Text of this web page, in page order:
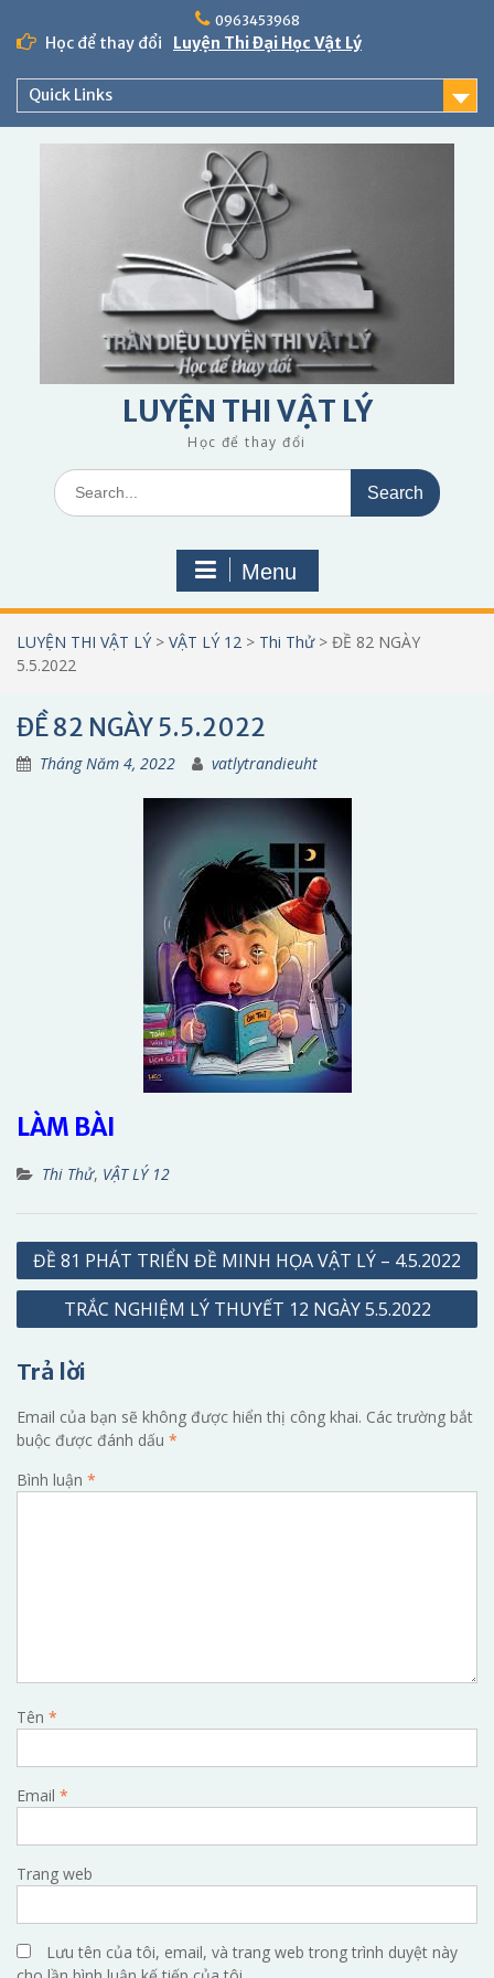
content
0963453968
Học để thay đổi Luyện Thi Đại Học Vật Lý
Quick Links
LUYỆN THI VẬT LÝ
Học để thay đổi
Search
for:
Menu
LUYỆN THI VẬT LÝ > VẬT LÝ 12 > Thi Thử> ĐỀ 82 NGÀY
5.5.2022
ĐỀ 82 NGÀY 5.5.2022
Tháng Năm 4, 2022 vatlytrandieuht
LÀM BÀI
Thi Thử, VẬT LÝ 12
Điều
hướng
ĐỀ 81 PHÁT TRIỂN ĐỀ MINH HỌA VẬT LÝ – 4.5.2022
TRẮC NGHIỆM LÝ THUYẾT 12 NGÀY 5.5.2022
Trả lời
Email của bạn sẽ không được hiển thị công khai. Các trường bắt
buộc được đánh dấu *
Bình luận *
Tên *
Email *
Trang web
Lưu tên của tôi, email, và trang web trong trình duyệt này